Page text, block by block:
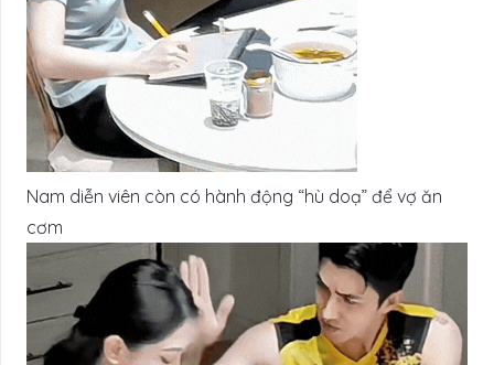
Nam diễn viên còn có hành động “hù doạ” để vợ ăn
cơm